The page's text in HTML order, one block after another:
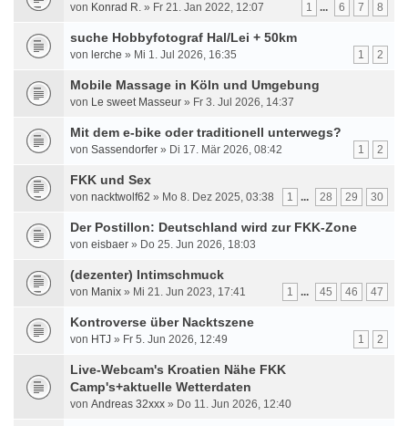
1 ... 6 7 8
von Konrad R. » Fr 21. Jan 2022, 12:07
suche Hobbyfotograf Hal/Lei + 50km
1 2
von lerche » Mi 1. Jul 2026, 16:35
Mobile Massage in Köln und Umgebung
von Le sweet Masseur » Fr 3. Jul 2026, 14:37
Mit dem e-bike oder traditionell unterwegs?
1 2
von Sassendorfer » Di 17. Mär 2026, 08:42
FKK und Sex
1 ... 28 29 30
von nacktwolf62 » Mo 8. Dez 2025, 03:38
Der Postillon: Deutschland wird zur FKK-Zone
von eisbaer » Do 25. Jun 2026, 18:03
(dezenter) Intimschmuck
1 ... 45 46 47
von Manix » Mi 21. Jun 2023, 17:41
Kontroverse über Nacktszene
1 2
von HTJ » Fr 5. Jun 2026, 12:49
Live-Webcam's Kroatien Nähe FKK
Camp's+aktuelle Wetterdaten
von Andreas 32xxx » Do 11. Jun 2026, 12:40